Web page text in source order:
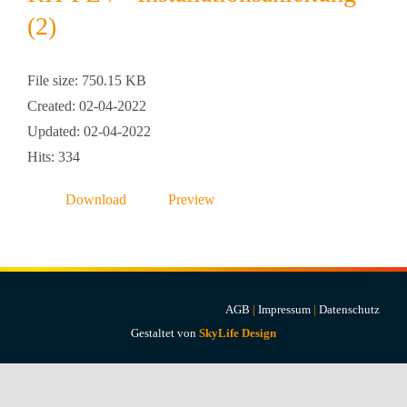
Projekte & Lösungen
Account
Warenkorb
(2)
File size: 750.15 KB
Created: 02-04-2022
Updated: 02-04-2022
Hits: 334
Download Preview
AGB | Impressum | Datenschutz
Gestaltet von SkyLife Design